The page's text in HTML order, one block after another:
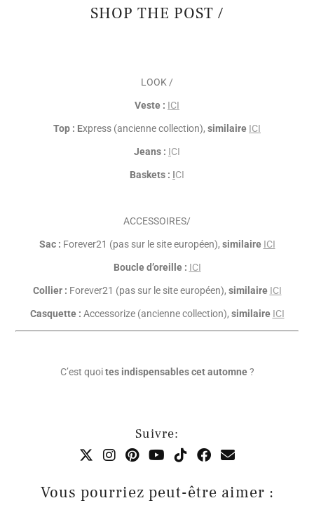
SHOP THE POST /
LOOK /
Veste : ICI
Top : Express (ancienne collection), similaire ICI
Jeans : ICI
Baskets : ICI
ACCESSOIRES/
Sac : Forever21 (pas sur le site européen), similaire ICI
Boucle d’oreille : ICI
Collier : Forever21 (pas sur le site européen), similaire ICI
Casquette : Accessorize (ancienne collection), similaire ICI
C’est quoites indispensables cet automne?
Suivre:
Vous pourriez peut-être aimer :